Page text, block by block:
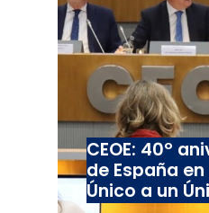
CEOE: 40º
de España
Único a un